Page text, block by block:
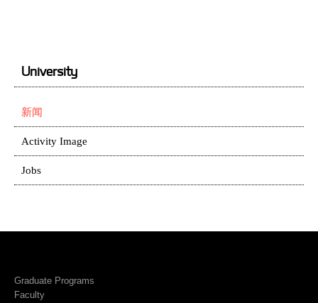
University
新闻
Activity Image
Jobs
Graduate Programs
Faculty